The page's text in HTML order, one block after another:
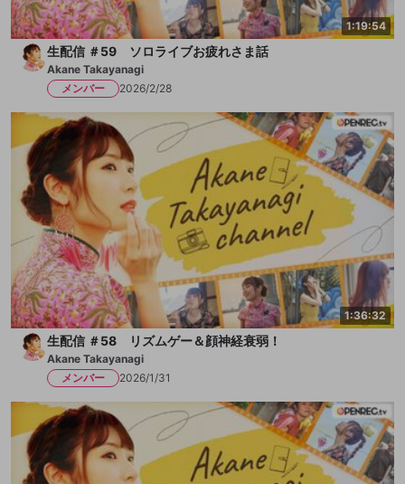
1:19:54
生配信 ＃59 ソロライブお疲れさま話
Akane Takayanagi
メンバー
2026/2/28
1:36:32
生配信 ＃58 リズムゲー＆顔神経衰弱！
Akane Takayanagi
メンバー
2026/1/31